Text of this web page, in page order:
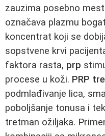
zauzima posebno
označava plazmu
koncentrat koji se
sopstvene krvi
faktora rasta, prp
procese u koži. PRP
podmlađivanje lica,
poboljšanje tonusa i
tretman ožiljaka.